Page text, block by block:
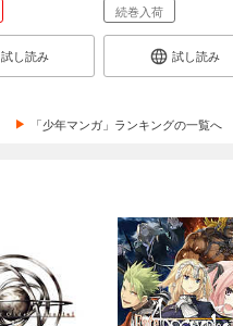
試し読み
続巻入荷
試し読み
「少年マンガ」ランキングの一覧へ